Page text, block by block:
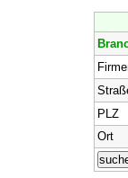
PLZ
Ort